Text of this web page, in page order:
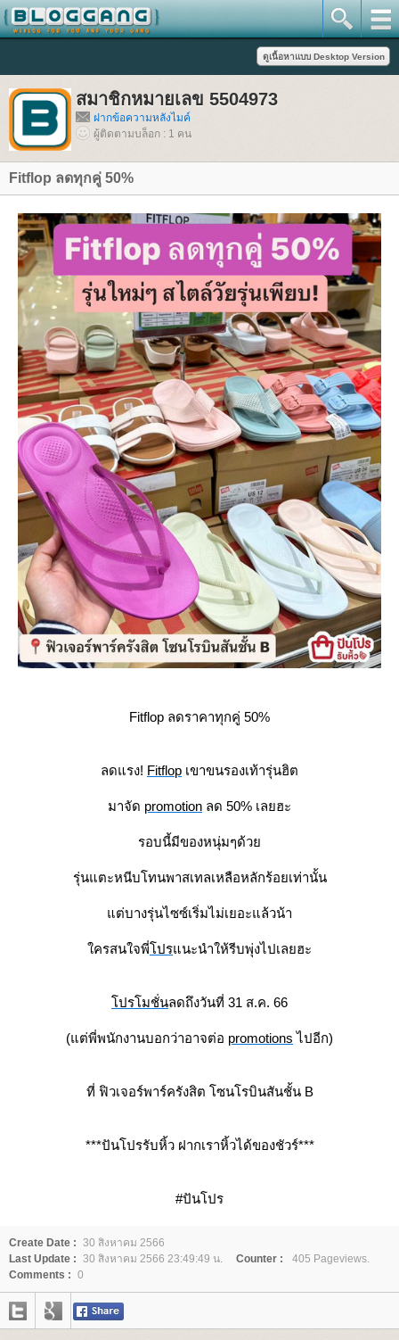
สมาชิกหมายเลข 5504973
ฝากข้อความหลังไมค์
ผู้ติดตามบล็อก : 1 คน
Fitflop ลดทุกคู่ 50%
Fitflop ลดราคาทุกคู่ 50%
ลดแรง! Fitflop เขาขนรองเท้ารุ่นฮิต
มาจัด promotion ลด 50% เลยฮะ
รอบนี้มีของหนุ่มๆด้ว
รุ่นแตะหนีบโทนพาสเทลเหลือหลักร้อยเท่านั้น
ต่บางรุ่นไซซ์เริ่มไม่เยอะแล้วน้า
ครสนใจพี่ปรนะนำให้รีบพุ่งไปเลยฮะ
ปรโมชั่นลดถึงวันที่ 31 ส.ค. 66
(แต่พี่พนักงานบอกว่าอาจต่อ promotions ไปอีก)
ที่ ฟิวเจอร์พาร์ครังสิต โซนโรบินสันชั้น B
***ปันโปรรับหิ้ว ฝากเราหิ้วได้ของชัวร์***
#ปันโปร
Create Date : 30 สิงหาคม 2566
Last Update : 30 สิงหาคม 2566 23:49:49 น. Counter :
405 Pageviews.
Comments : 0